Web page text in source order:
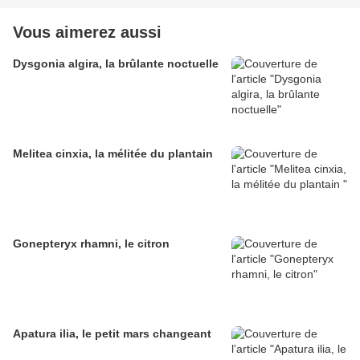
Vous aimerez aussi
Dysgonia algira, la brûlante noctuelle
Melitea cinxia, la mélitée du plantain
Gonepteryx rhamni, le citron
Apatura ilia, le petit mars changeant